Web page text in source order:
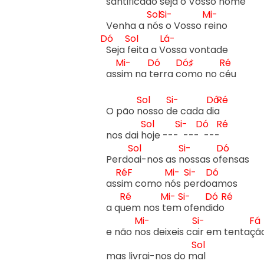
Venha a n
Sol
ós
Si-
o Vosso r
Mi-
Dó
Seja f
Sol
eita a V
Lá-
ossa vontade
ass
Mi-
im na t
Dó
erra c
Dó♯
omo no c
Ré
éu
O pão n
Sol
osso d
Si-
e cada d
Dó
ia
Ré
nos dai h
Sol
oje ---
Si-
---
Dó
---
Ré
Perdo
Sol
ai-nos as n
Si-
ossas of
Dó
ensas
ass
RéF
im como n
Mi-
ós p
Si-
erdo
Dó
amos
a qu
Ré
em nos t
Mi-
em
Si-
ofend
Dó
ido
Ré
e não n
Mi-
os deixeis ca
Si-
ir em tentaç
Fá
mas livrai-nos do m
Sol
al